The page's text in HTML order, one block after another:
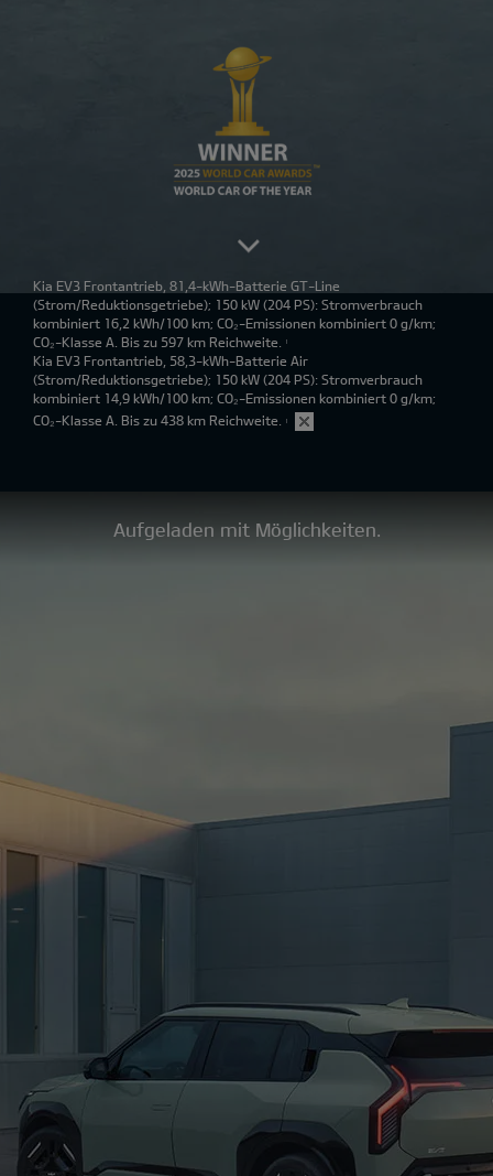
Kia EV3 Frontantrieb, 81,4-kWh-Batterie GT-Line
(Strom/Reduktionsgetriebe); 150 kW (204 PS): Stromverbrauch
kombiniert 16,2 kWh/100 km; CO₂-Emissionen kombiniert 0 g/km;
CO₂-Klasse A. Bis zu 597 km Reichweite.
Kia EV3 Frontantrieb, 58,3-kWh-Batterie Air
(Strom/Reduktionsgetriebe); 150 kW (204 PS): Stromverbrauch
kombiniert 14,9 kWh/100 km; CO₂-Emissionen kombiniert 0 g/km;
CO₂-Klasse A. Bis zu 438 km Reichweite.
1
Aufgeladen mit Möglichkeiten.